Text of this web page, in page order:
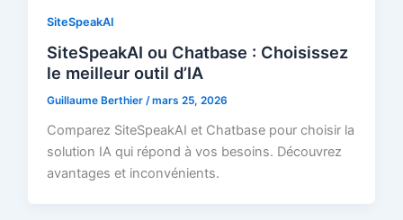
SiteSpeakAI
SiteSpeakAI ou Chatbase : Choisissez
le meilleur outil d’IA
Guillaume Berthier/mars 25, 2026
Comparez SiteSpeakAI et Chatbase pour choisir la
solution IA qui répond à vos besoins. Découvrez
avantages et inconvénients.